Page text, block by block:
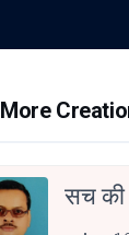
More
सच की